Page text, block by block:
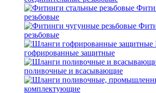
резьбовые
резьбовые
гофрированные защитные
поливочные и всасывающие